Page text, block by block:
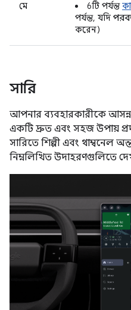
মে 6টি পর্যন্ত
পর্যন্ত, যদি
করেন)
সারি
আপনার ব্যবহারকারীকে আসন্ন
একটি দ্রুত এবং সহজ উপায়
সারিতে শিল্পী এবং থাম্বনেল
নিম্নলিখিত উদাহরণগুলিতে